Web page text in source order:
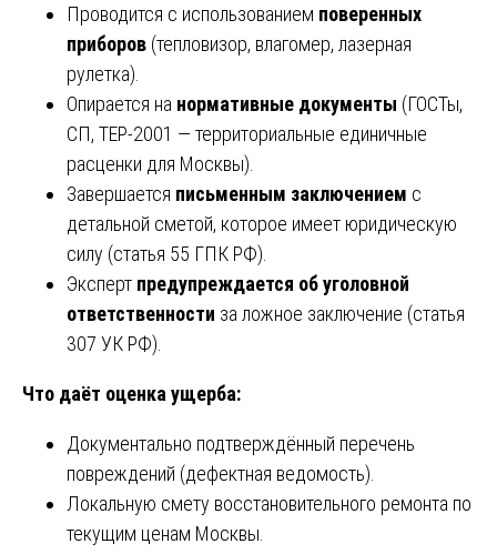
Проводится с использованием поверенных
приборов (тепловизор, влагомер, лазерная
рулетка).
Опирается на нормативные документы (ГОСТы,
СП, ТЕР-2001 — территориальные единичные
расценки для Москвы).
Завершается письменным заключением с
детальной сметой, которое имеет юридическую
силу (статья 55 ГПК РФ).
Эксперт предупреждается об уголовной
ответственности за ложное заключение (статья
307 УК РФ).
Что даёт оценка ущерба:
Документально подтверждённый перечень
повреждений (дефектная ведомость).
Локальную смету восстановительного ремонта по
текущим ценам Москвы.